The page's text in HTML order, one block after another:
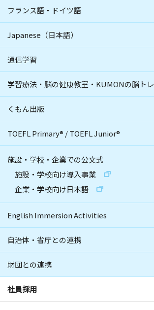
フランス語・ドイツ語
Japanese（日本語）
通信学習
学習療法・脳の健康教室・KUMONの脳トレ
くもん出版
TOEFL Primary® /TOEFL Junior®
施設・学校・企業での公文式
施設・学校向け導入事業
企業・学校向け日本語
English Immersion Activities
自治体・省庁との連携
財団との連携
社員採用